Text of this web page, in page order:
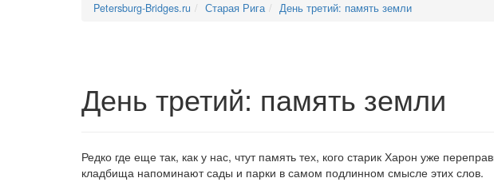
Petersburg-Bridges.ru Старая Рига День третий: память земли
День третий: память земли
Редко где еще так, как у нас, чтут память тех, кого старик Харон уже
кладбища напоминают сады и парки в самом подлинном смысле этих слов.